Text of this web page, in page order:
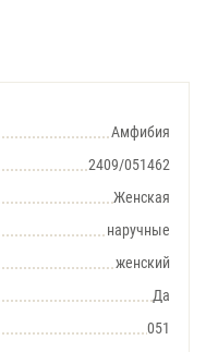
Амфибия
2409/051462
Женская
наручные
женский
Да
051